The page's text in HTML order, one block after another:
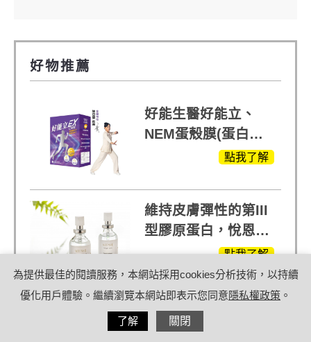
好物推薦
好能生醫好能立、
NEM蛋殼膜(蛋白聚
醣)關鍵配方，厲害其
點我了解
維持皮膚彈性的第III
型膠原蛋白，悅恩詩
給予寶寶般的肌膚感
受
點我了解
網推專利HY7714益
生菌，不用打亮靠養
為提供最佳的閱讀服務，本網站採用cookies分析技術，以持續
優化用戶體驗。繼續瀏覽本網站即表示您同意隱私權政策 。
了解 關閉